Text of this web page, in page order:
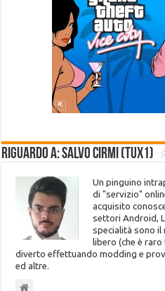
Riguardo a: Salvo Cirmi (Tux1)
Un pinguino
di "servizio"
acquisito
settori Android,
specialità sono il
libero (che è
diverto effettuando modding e
ed altre.